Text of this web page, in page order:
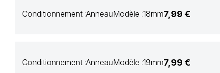
Conditionnement :AnneauModèle :18mm7,99 €
Conditionnement :AnneauModèle :19mm7,99 €